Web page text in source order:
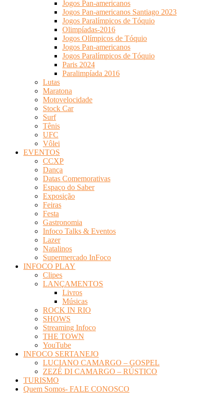
Jogos Pan-americanos
Jogos Pan-americanos Santiago 2023
Jogos Paralímpicos de Tóquio
Olimpíadas-2016
Jogos Olímpicos de Tóquio
Jogos Pan-americanos
Jogos Paralímpicos de Tóquio
Paris 2024
Paralimpíada 2016
Lutas
Maratona
Motovelocidade
Stock Car
Surf
Tênis
UFC
Vôlei
EVENTOS
CCXP
Dança
Datas Comemorativas
Espaço do Saber
Exposição
Feiras
Festa
Gastronomia
Infoco Talks & Eventos
Lazer
Natalinos
Supermercado InFoco
INFOCO PLAY
Clipes
LANÇAMENTOS
Livros
Músicas
ROCK IN RIO
SHOWS
Streaming Infoco
THE TOWN
YouTube
INFOCO SERTANEJO
LUCIANO CAMARGO – GOSPEL
ZEZÉ DI CAMARGO – RÚSTICO
TURISMO
Quem Somos- FALE CONOSCO